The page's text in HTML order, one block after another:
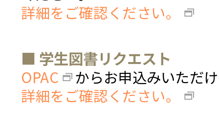
詳細をご確認ください。
■ 学生図書リクエスト
OPAC
からお申込みいただ
詳細をご確認ください。